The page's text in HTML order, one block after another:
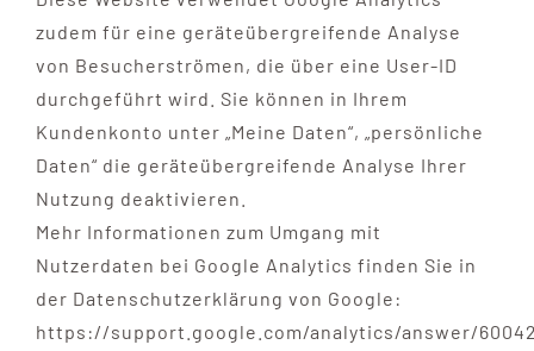
zudem für eine geräteübergreifende Analyse
von Besucherströmen, die über eine User-ID
durchgeführt wird. Sie können in Ihrem
Kundenkonto unter „Meine Daten“, „persönliche
Daten“ die geräteübergreifende Analyse Ihrer
Nutzung deaktivieren.
Mehr Informationen zum Umgang mit
Nutzerdaten bei Google Analytics finden Sie in
der Datenschutzerklärung von Google:
https://support.google.com/analytics/answer/